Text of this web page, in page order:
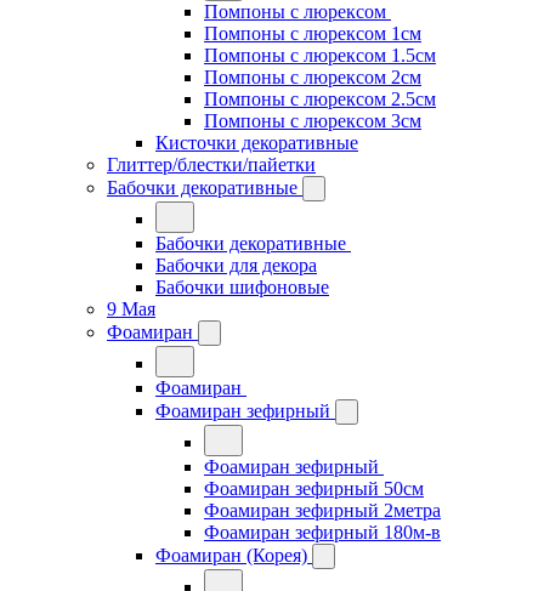
Помпоны с люрексом
Помпоны с люрексом 1см
Помпоны с люрексом 1.5см
Помпоны с люрексом 2см
Помпоны с люрексом 2.5см
Помпоны с люрексом 3см
Кисточки декоративные
Глиттер/блестки/пайетки
Бабочки декоративные
Бабочки декоративные
Бабочки для декора
Бабочки шифоновые
9 Мая
Фоамиран
Фоамиран
Фоамиран зефирный
Фоамиран зефирный
Фоамиран зефирный 50см
Фоамиран зефирный 2метра
Фоамиран зефирный 180м-в
Фоамиран (Корея)